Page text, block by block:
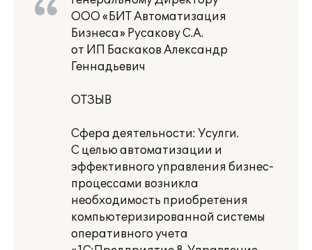
ООО «БИТ Автоматизация
Бизнеса» Русакову С.А.
от ИП Баскаков Александр
Геннадьевич
ОТЗЫВ
Сфера деятельности: Усулги.
С целью автоматизации и
эффективного управления бизнес-
процессами возникла
необходимость приобретения
компьютеризированной системы
оперативного учета